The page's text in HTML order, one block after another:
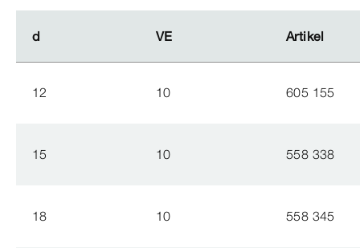
d VE Artikel
d VE Artikel
12 10 605 155
15 10 558 338
18 10 558 345